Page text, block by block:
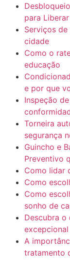
para
Serviços
cidade
Como o
educação
e por que
Inspeção
Torneira
segurança
Guincho e
Preventivo
Como lidar
Como
Como
sonho de
Descubra o
excepcional
A
tratamento